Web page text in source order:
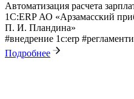
Автоматизация расчета
1С:ERP АО «Арзамасский
П. И. Пландина»
#внедрение 1с:erp
Подробнее